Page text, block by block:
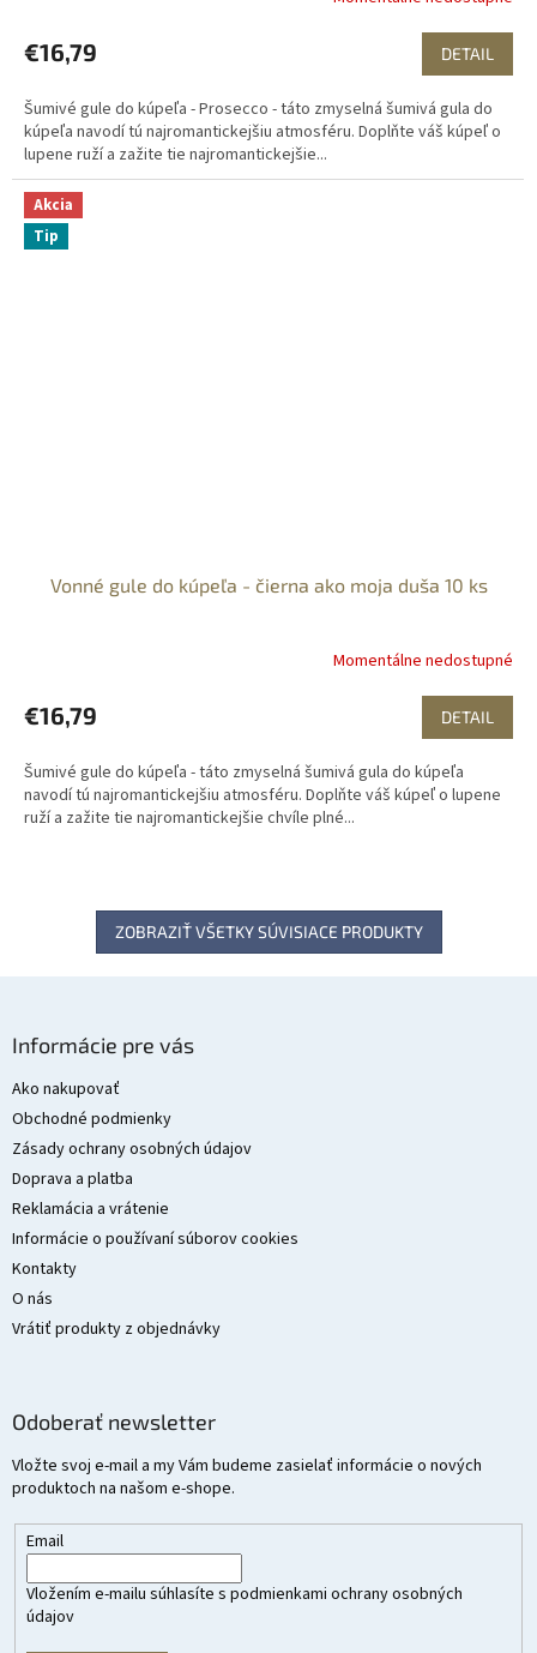
€16,79 DETAIL
Šumivé gule do kúpeľa - Prosecco - táto zmyselná šumivá gula do
kúpeľa navodí tú najromantickejšiu atmosféru. Doplňte váš kúpeľ o
lupene ruží a zažite tie najromantickejšie...
Akcia
Tip
Vonné gule do kúpeľa - čierna ako moja duša 10 ks
Momentálne nedostupné
€16,79 DETAIL
Šumivé gule do kúpeľa - táto zmyselná šumivá gula do kúpeľa
navodí tú najromantickejšiu atmosféru. Doplňte váš kúpeľ o lupene
ruží a zažite tie najromantickejšie chvíle plné...
ZOBRAZIŤ VŠETKY SÚVISIACE PRODUKTY
Informácie pre vás
Ako nakupovať
Obchodné podmienky
Zásady ochrany osobných údajov
Doprava a platba
Reklamácia a vrátenie
Informácie o používaní súborov cookies
Kontakty
O nás
Vrátiť produkty z objednávky
Odoberať newsletter
Vložte svoj e-mail a my Vám budeme zasielať informácie o nových
produktoch na našom e-shope.
Email
Vložením e-mailu súhlasíte s podmienkami ochrany osobných
údajov